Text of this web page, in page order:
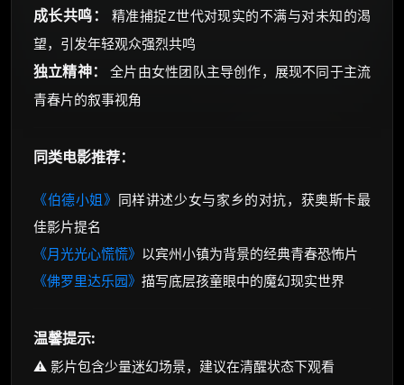
成长共鸣：
精准捕捉Z世代对现实的不满与对未知的渴
望，引发年轻观众强烈共鸣
独立精神：
全片由女性团队主导创作，展现不同于主流
青春片的叙事视角
同类电影推荐：
《伯德小姐》 同样讲述少女与家乡的对抗，获奥斯卡最
佳影片提名
《月光光心慌慌》 以宾州小镇为背景的经典青春恐怖片
《佛罗里达乐园》 描写底层孩童眼中的魔幻现实世界
温馨提示:
⚠️ 影片包含少量迷幻场景，建议在清醒状态下观看